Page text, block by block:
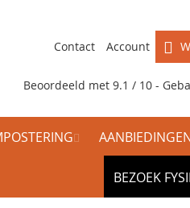
Contact Account
Beoordeeld met 9.1 / 10 -
BEZOEK